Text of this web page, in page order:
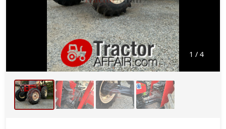
1 / 4
EXPLORER 80 V DT SPECIAL
40 KM/H
4.800 ORE